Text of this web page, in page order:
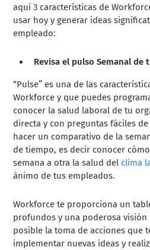
aquí 3 características de
usar hoy y generar ideas
empleado:
Revisa el pulso Semanal de
“Pulse” es una de las
Workforce y que puedes
conocer la salud laboral de tu
directa y con preguntas fáciles
hacer un comparativo de la
de tiempo, es decir conocer
semana a otra la salud del clima
ánimo de tus empleados.
Workforce te proporciona un
profundos y una poderosa visión
posible la toma de acciones que
implementar nuevas ideas y